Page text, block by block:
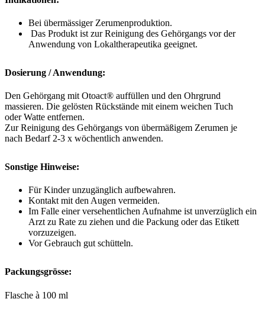
Bei übermässiger Zerumenproduktion.
Das Produkt ist zur Reinigung des Gehörgangs vor der
Anwendung von Lokaltherapeutika geeignet.
Dosierung / Anwendung:
Den Gehörgang mit Otoact® auffüllen und den Ohrgrund
massieren. Die gelösten Rückstände mit einem weichen Tuch
oder Watte entfernen.
Zur Reinigung des Gehörgangs von übermäßigem Zerumen je
nach Bedarf 2-3 x wöchentlich anwenden.
Sonstige Hinweise:
Für Kinder unzugänglich aufbewahren.
Kontakt mit den Augen vermeiden.
Im Falle einer versehentlichen Aufnahme ist unverzüglich ein
Arzt zu Rate zu ziehen und die Packung oder das Etikett
vorzuzeigen.
Vor Gebrauch gut schütteln.
Packungsgrösse:
Flasche à 100 ml